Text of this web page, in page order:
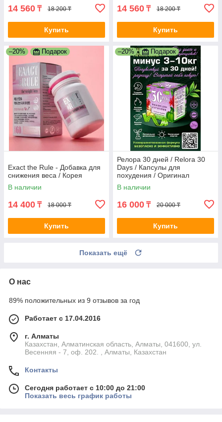
14 560 ₸ 18 200 ₸
Купить
14 560 ₸ 18 200 ₸
Купить
–20% Подарок
Exact the Rule - Добавка для
снижения веса / Корея
В наличии
14 400 ₸ 18 000 ₸
Купить
–20% Подарок
Релора 30 дней / Relora 30
Days / Капсулы для
похудения / Оригинал
В наличии
16 000 ₸ 20 000 ₸
Купить
Показать ещё
О нас
89% положительных из 9 отзывов за год
Работает с 17.04.2016
г. Алматы
Казахстан, Алматинская область, Алматы, 041600, ул.
Весенняя - 7, оф. 202. , Алматы, Казахстан
Контакты
Сегодня работает с 10:00 до 21:00
Показать весь график работы